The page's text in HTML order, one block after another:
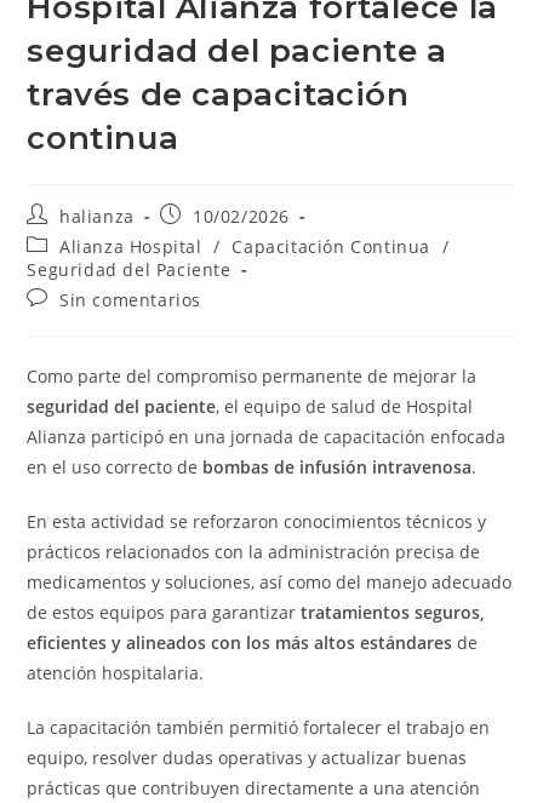
seguridad del paciente a
través de capacitación
continua
Autor
de
la
entrada:
halianza
Publicación
de
la
entrada:
10/02/2026
Categoría
de
la
entrada:
Alianza Hospital / Capacitación Continua
/
Seguridad del Paciente
Comentarios
entrada:
Sin comentarios
Como parte del compromiso permanente de mejorar la
seguridad del paciente, el equipo de salud de Hospital
Alianza participó en una jornada de capacitación enfocada
en el uso correcto de bombas de infusión intravenosa.
En esta actividad se reforzaron conocimientos técnicos y
prácticos relacionados con la administración precisa de
medicamentos y soluciones, así como del manejo adecuado
de estos equipos para garantizartratamientos seguros,
eficientes y alineados con los más altos estándares de
atención hospitalaria.
La capacitación también permitió fortalecer el trabajo en
equipo, resolver dudas operativas y actualizar buenas
prácticas que contribuyen directamente a una atención